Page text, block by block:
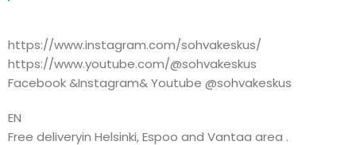
https://www.instagram.com/sohvakeskus/
https://www.youtube.com/@sohvakeskus
Facebook &Instagram& Youtube @sohvakeskus
EN
Free deliveryin Helsinki, Espoo and Vantaa area .